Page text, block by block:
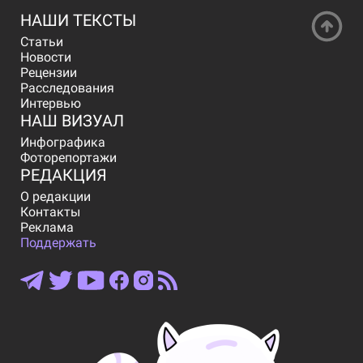
НАШИ ТЕКСТЫ
Статьи
Новости
Рецензии
Расследования
Интервью
НАШ ВИЗУАЛ
Инфографика
Фоторепортажи
РЕДАКЦИЯ
О редакции
Контакты
Реклама
Поддержать